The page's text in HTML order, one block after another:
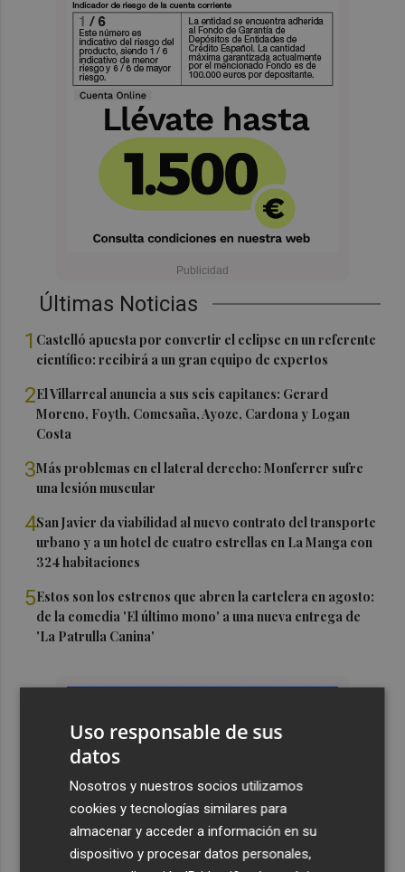
Últimas Noticias
1 Castelló apuesta por convertir el eclipse en un referente
científico: recibirá a un gran equipo de expertos
2El Villarreal anuncia a sus seis capitanes: Gerard
Moreno, Foyth, Comesaña, Ayoze, Cardona y Logan
Costa
3Más problemas en el lateral derecho: Monferrer sufre
una lesión muscular
4San Javier da viabilidad al nuevo contrato del transporte
urbano y a un hotel de cuatro estrellas en La Manga con
324 habitaciones
5Estos son los estrenos que abren la cartelera en agosto:
de la comedia 'El último mono' a una nueva entrega de
'La Patrulla Canina'
Uso responsable de sus
datos
Nosotros y nuestros socios utilizamos
cookies y tecnologías similares para
almacenar y acceder a información en su
dispositivo y procesar datos personales,